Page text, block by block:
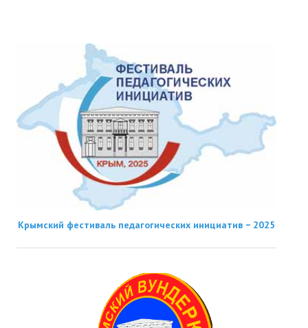
Крымский фестиваль педагогических инициатив − 2025